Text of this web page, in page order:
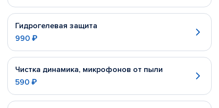
Гидрогелевая защита
990 ₽
Чистка динамика, микрофонов от пыли
590 ₽